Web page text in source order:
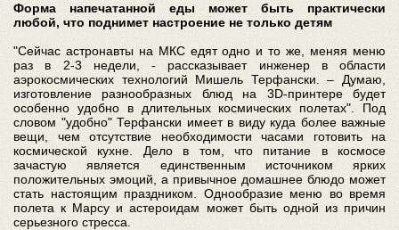
Форма напечатанной еды может быть практически
любой, что поднимет настроение не только детям
"Сейчас астронавты на МКС едят одно и то же, меняя меню
раз в 2-3 недели, - рассказывает инженер в области
аэрокосмических технологий Мишель Терфански. – Думаю,
изготовление разнообразных блюд на 3D-принтере будет
особенно удобно в длительных космических полетах". Под
словом "удобно" Терфански имеет в виду куда более важные
вещи, чем отсутствие необходимости часами готовить на
космической кухне. Дело в том, что питание в космосе
зачастую является единственным источником ярких
положительных эмоций, а привычное домашнее блюдо может
стать настоящим праздником. Однообразие меню во время
полета к Марсу и астероидам может быть одной из причин
серьезного стресса.